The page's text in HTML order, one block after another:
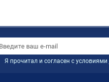
Я прочитал и согласен с условиями